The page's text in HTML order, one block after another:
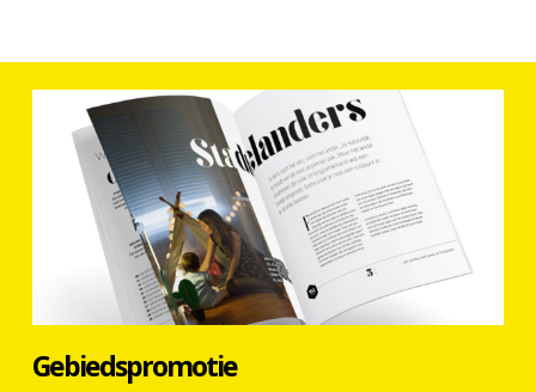
Gebiedspromotie